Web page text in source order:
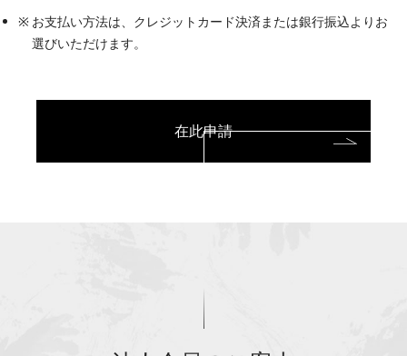
お支払い方法は、クレジットカード決済または銀行振込よりお
選びいただけます。
在此申請